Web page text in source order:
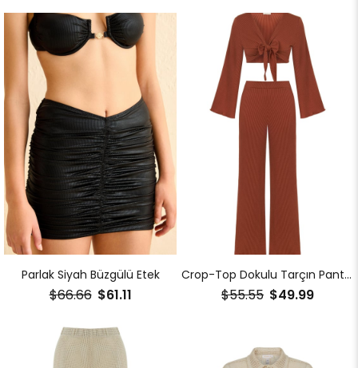
Parlak Siyah Büzgülü Etek
$61.11
$66.66
Crop-Top Dokulu Tarçın Pantolon İkili Takım
$49.99
$55.55